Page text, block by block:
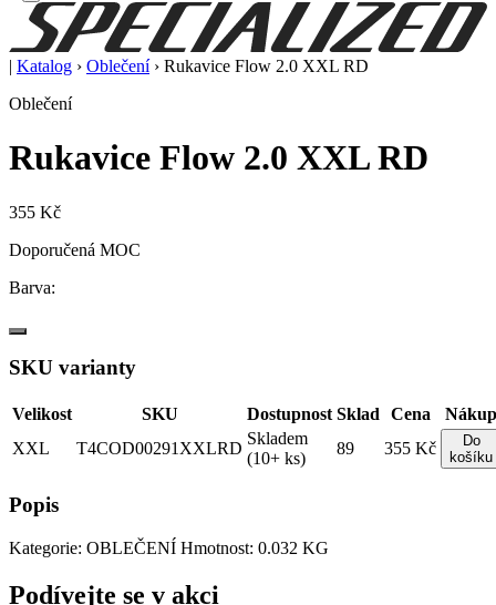
| Katalog › Oblečení › Rukavice Flow 2.0 XXL RD
Oblečení
Rukavice Flow 2.0 XXL RD
355 Kč
Doporučená MOC
Barva:
SKU varianty
Velikost SKU Dostupnost Sklad Cena
Nákup
XXL
T4COD00291XXLRD
Skladem
(10+ ks)
89 355 Kč
Do
košíku
Popis
Kategorie: OBLEČENÍ Hmotnost: 0.032 KG
Podívejte se v akci